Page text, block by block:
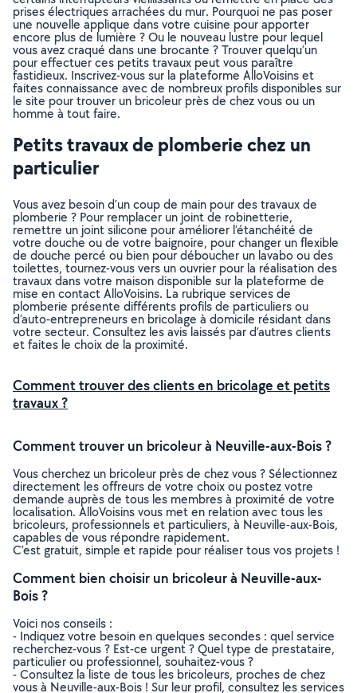
prises électriques arrachées du mur. Pourquoi ne pas poser
une nouvelle applique dans votre cuisine pour apporter
encore plus de lumière ? Ou le nouveau lustre pour lequel
vous avez craqué dans une brocante ? Trouver quelqu’un
pour effectuer ces petits travaux peut vous paraître
fastidieux. Inscrivez-vous sur la plateforme AlloVoisins et
faites connaissance avec de nombreux profils disponibles sur
le site pour trouver un bricoleur près de chez vous ou un
homme à tout faire.
Petits travaux de plomberie chez un
particulier
Vous avez besoin d’un coup de main pour des travaux de
plomberie ? Pour remplacer un joint de robinetterie,
remettre un joint silicone pour améliorer l’étanchéité de
votre douche ou de votre baignoire, pour changer un flexible
de douche percé ou bien pour déboucher un lavabo ou des
toilettes, tournez-vous vers un ouvrier pour la réalisation des
travaux dans votre maison disponible sur la plateforme de
mise en contact AlloVoisins. La rubrique services de
plomberie présente différents profils de particuliers ou
d’auto-entrepreneurs en bricolage à domicile résidant dans
votre secteur. Consultez les avis laissés par d’autres clients
et faites le choix de la proximité.
Comment trouver des clients en bricolage et petits
travaux ?
Comment trouver un bricoleur à Neuville-aux-Bois ?
Vous cherchez un bricoleur près de chez vous ? Sélectionnez
directement les offreurs de votre choix ou postez votre
demande auprès de tous les membres à proximité de votre
localisation. AlloVoisins vous met en relation avec tous les
bricoleurs, professionnels et particuliers, à Neuville-aux-Bois,
capables de vous répondre rapidement.
C’est gratuit, simple et rapide pour réaliser tous vos projets !
Comment bien choisir un bricoleur à Neuville-aux-
Bois ?
Voici nos conseils :
- Indiquez votre besoin en quelques secondes : quel service
recherchez-vous ? Est-ce urgent ? Quel type de prestataire,
particulier ou professionnel, souhaitez-vous ?
- Consultez la liste de tous les bricoleurs, proches de chez
vous à Neuville-aux-Bois ! Sur leur profil, consultez les services